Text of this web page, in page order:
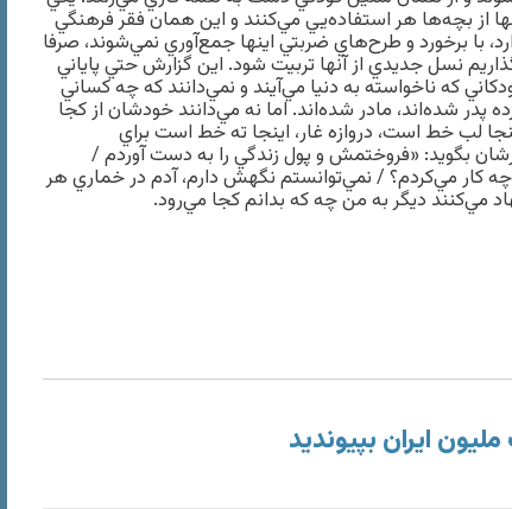
از بچه‌ها هر استفاده‌يي مي‌كنند و اين همان فقر فرهنگي
با برخورد و طرح‌هاي ضربتي اينها جمع‌آوري نمي‌شوند، صرفا
نسل جديدي از آنها تربيت شود. اين گزارش حتي پاياني
كه ناخواسته به دنيا مي‌آيند و نمي‌دانند كه چه كساني
شده‌اند، مادر شده‌اند. اما نه مي‌دانند خودشان از كجا
لب خط است، دروازه غار، اينجا ته خط است براي
بگويد: «فروختمش و پول زندگي را به دست آوردم /
كار مي‌كردم؟ / نمي‌توانستم نگهش دارم، آدم در خماري هر
مي‌كنند ديگر به من چه كه بدانم كجا مي‌رود.
ایران بپیوندید